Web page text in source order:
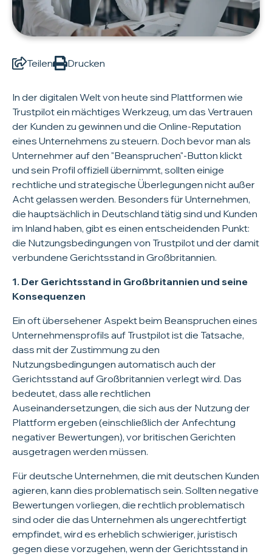
Teilen Drucken
In der digitalen Welt von heute sind Plattformen wie
Trustpilot ein mächtiges Werkzeug, um das Vertrauen
der Kunden zu gewinnen und die Online-Reputation
eines Unternehmens zu steuern. Doch bevor man als
Unternehmer auf den "Beanspruchen"-Button klickt
und sein Profil offiziell übernimmt, sollten einige
rechtliche und strategische Überlegungen nicht außer
Acht gelassen werden. Besonders für Unternehmen,
die hauptsächlich in Deutschland tätig sind und Kunden
im Inland haben, gibt es einen entscheidenden Punkt:
die Nutzungsbedingungen von Trustpilot und der damit
verbundene Gerichtsstand in Großbritannien.
1. Der Gerichtsstand in Großbritannien und seine
Konsequenzen
Ein oft übersehener Aspekt beim Beanspruchen eines
Unternehmensprofils auf Trustpilot ist die Tatsache,
dass mit der Zustimmung zu den
Nutzungsbedingungen automatisch auch der
Gerichtsstand auf Großbritannien verlegt wird. Das
bedeutet, dass alle rechtlichen
Auseinandersetzungen, die sich aus der Nutzung der
Plattform ergeben (einschließlich der Anfechtung
negativer Bewertungen), vor britischen Gerichten
ausgetragen werden müssen.
Für deutsche Unternehmen, die mit deutschen Kunden
agieren, kann dies problematisch sein. Sollten negative
Bewertungen vorliegen, die rechtlich problematisch
sind oder die das Unternehmen als ungerechtfertigt
empfindet, wird es erheblich schwieriger, juristisch
gegen diese vorzugehen, wenn der Gerichtsstand in